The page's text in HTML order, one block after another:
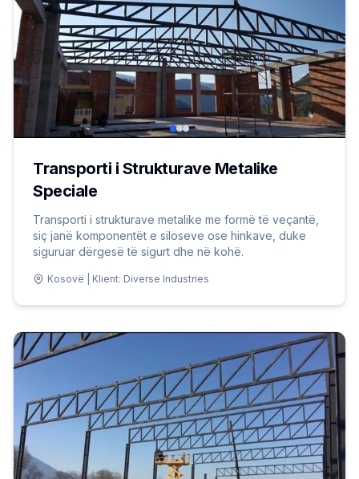
Transporti i Strukturave Metalike
Speciale
Transporti i strukturave metalike me formë të veçantë,
siç janë komponentët e siloseve ose hinkave, duke
siguruar dërgesë të sigurt dhe në kohë.
Kosovë | Klient: Diverse Industries